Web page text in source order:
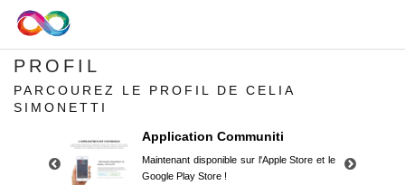
PROFIL
PARCOUREZ LE PROFIL DE CELIA
SIMONETTI
Application Communiti
Maintenant disponible sur l'Apple Store et le
Google Play Store !